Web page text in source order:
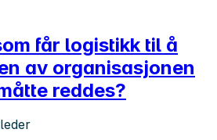
får logistikk til å
av organisasjonen
reddes?